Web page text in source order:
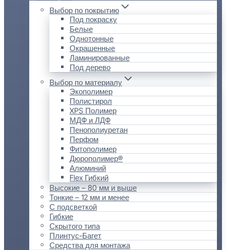
Выбор по покрытию
Под покраску
Белые
Однотонные
Окрашенные
Ламинированные
Под дерево
Выбор по материалу
Экополимер
Полистирол
XPS Полимер
МДФ и ЛДФ
Пенополиуретан
Перфом
Фитополимер
Дюрополимер®
Алюминий
Flex Гибкий
Высокие – 80 мм и выше
Тонкие – 12 мм и менее
С подсветкой
Гибкие
Скрытого типа
Плинтус-Багет
Средства для монтажа